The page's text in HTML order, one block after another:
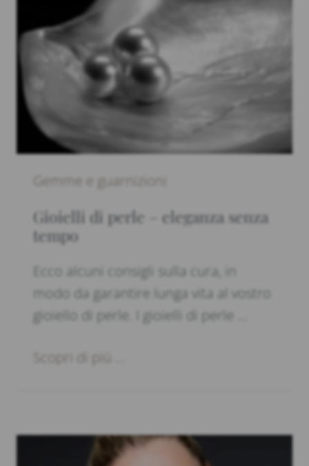
Gemme e guarnizioni
Gioielli di perle – eleganza senza
tempo
Ecco alcuni consigli sulla cura, in
modo da garantire lunga vita al vostro
gioiello di perle. I gioielli di perle …
Scopri di più ...